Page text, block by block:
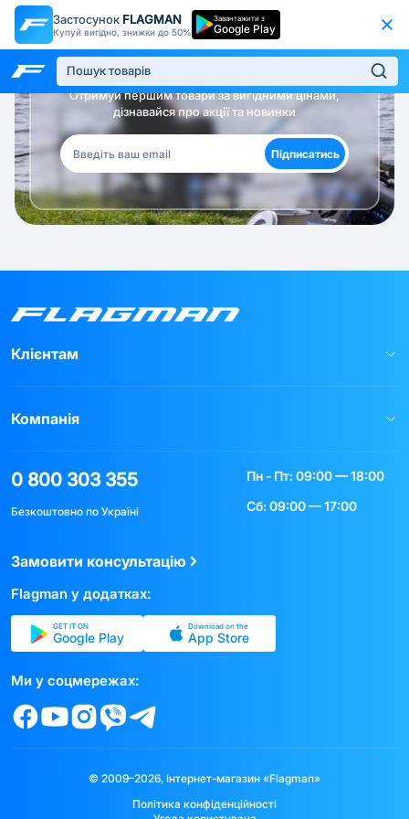
Застосунок FLAGMAN
Купуй вигідно, знижки до 50%
Завантажити з
Google Play
Будь в курсі!
Отримуй першим товари за вигідними цінами,
дізнавайся про акції та новинки
Підписатись
Клієнтам
Компанія
0 800 303 355
Безкоштовно по Україні
Пн - Пт: 09:00 — 18:00
Сб: 09:00 — 17:00
Замовити консультацію
Flagman у додатках:
GET IT ON
Google Play
Download on the
App Store
Ми у соцмережах:
© 2009–2026, Інтернет-магазин «Flagman»
Політика конфіденційності